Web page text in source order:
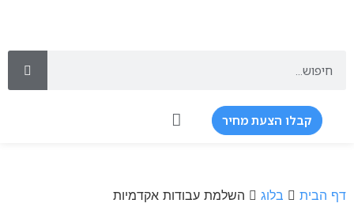
קבלו הצעת מחיר
דף הבית בלוג השלמת עבודות אקדמיות